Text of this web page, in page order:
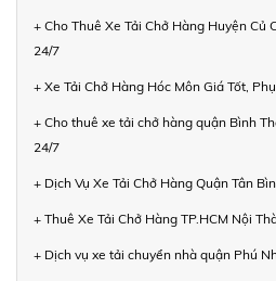
+ Cho Thuê Xe Tải Chở Hàng Huyện Củ
24/7
+ Xe Tải Chở Hàng Hóc Môn Giá Tốt,
+ Cho thuê xe tải chở hàng quận Bình
24/7
+ Dịch Vụ Xe Tải Chở Hàng Quận Tân
+ Thuê Xe Tải Chở Hàng TP.HCM Nội
+ Dịch vụ xe tải chuyển nhà quận Phú